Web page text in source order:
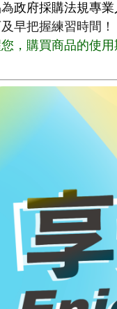
政府採購法規專
早把握練習時間！
，購買商品的使